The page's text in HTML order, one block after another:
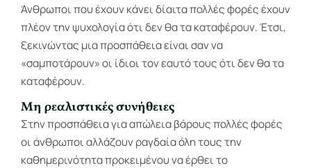
Άνθρωποι που έχουν κάνει δίαιτα πολλές φορές έχουν
πλέον την ψυχολογία ότι δεν θα τα καταφέρουν. Έτσι,
ξεκινώντας μια προσπάθεια είναι σαν να
«σαμποτάρουν» οι ίδιοι τον εαυτό τους ότι δεν θα τα
καταφέρουν.
Μη ρεαλιστικές συνήθειες
Στην προσπάθεια για απώλεια βάρους πολλές φορές
οι άνθρωποι αλλάζουν ραγδαία όλη τους την
καθημερινότητα προκειμένου να έρθει το